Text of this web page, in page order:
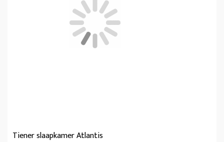
Tiener slaapkamer Atlantis